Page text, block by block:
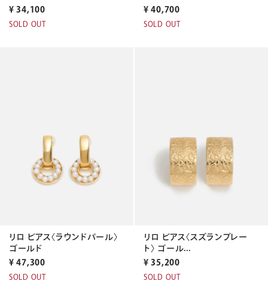
¥ 34,100
SOLD OUT
¥ 40,700
SOLD OUT
リロ ピアス〈ラウンドパール〉
ゴールド
¥ 47,300
SOLD OUT
リロ ピアス〈スズランプレー
ト〉 ゴール...
¥ 35,200
SOLD OUT